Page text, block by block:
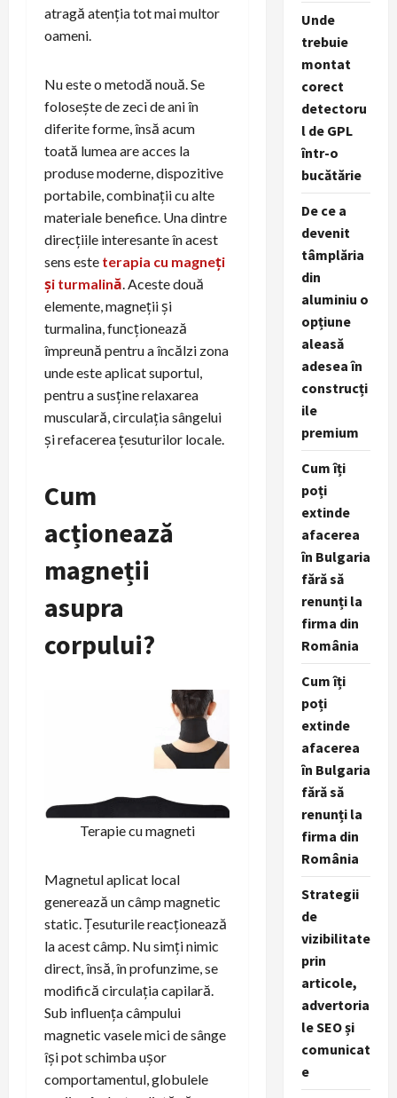
atragă atenția tot mai multor
oameni.
Nu este o metodă nouă. Se
folosește de zeci de ani în
diferite forme, însă acum
toată lumea are acces la
produse moderne, dispozitive
portabile, combinații cu alte
materiale benefice. Una dintre
direcțiile interesante în acest
sens este terapia cu magneți
și turmalină . Aceste două
elemente, magneții și
turmalina, funcționează
împreună pentru a încălzi zona
unde este aplicat suportul,
pentru a susține relaxarea
musculară, circulația sângelui
și refacerea țesuturilor locale.
Cum
acționează
magneții
asupra
corpului?
Terapie cu magneti
Magnetul aplicat local
generează un câmp magnetic
static. Țesuturile reacționează
la acest câmp. Nu simți nimic
direct, însă, în profunzime, se
modifică circulația capilară.
Sub influența câmpului
magnetic vasele mici de sânge
își pot schimba ușor
comportamentul, globulele
Unde
trebuie
montat
corect
detectoru
l de GPL
într-o
bucătărie
De ce a
devenit
tâmplăria
din
aluminiu o
opțiune
aleasă
adesea în
construcți
ile
premium
Cum îți
poți
extinde
afacerea
în Bulgaria
fără să
renunți la
firma din
România
Cum îți
poți
extinde
afacerea
în Bulgaria
fără să
renunți la
firma din
România
Strategii
de
vizibilitate
prin
articole,
advertoria
le SEO și
comunicat
e